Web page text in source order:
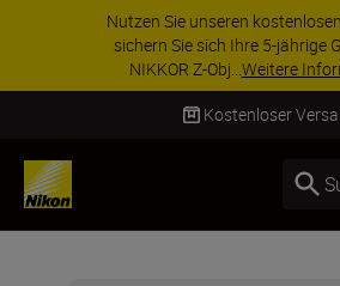
Nutzen Sie unseren
sichern Sie sich Ihre 5-jährige
NIKKOR Z-Obj...Weitere
Kostenloser